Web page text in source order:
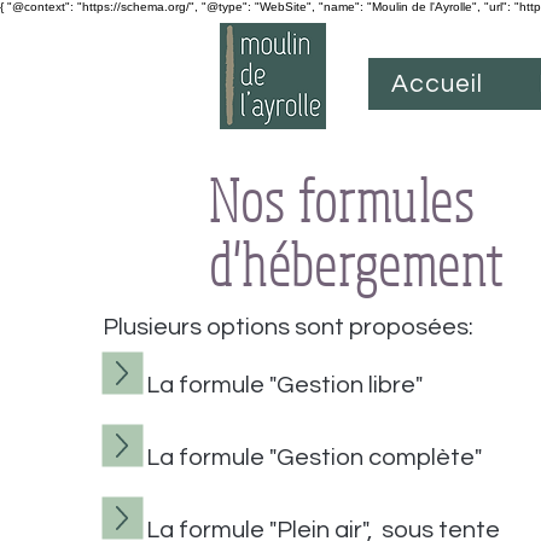
{ "@context": "https://schema.org/", "@type": "WebSite", "name": "Moulin de l'Ayrolle", "url":
Accueil
Nos formules
d'hébergement
Plusieurs options sont proposées:
La formule "Gestion libre"
La formule "Gestion complète"
La formule "Plein air", sous tente